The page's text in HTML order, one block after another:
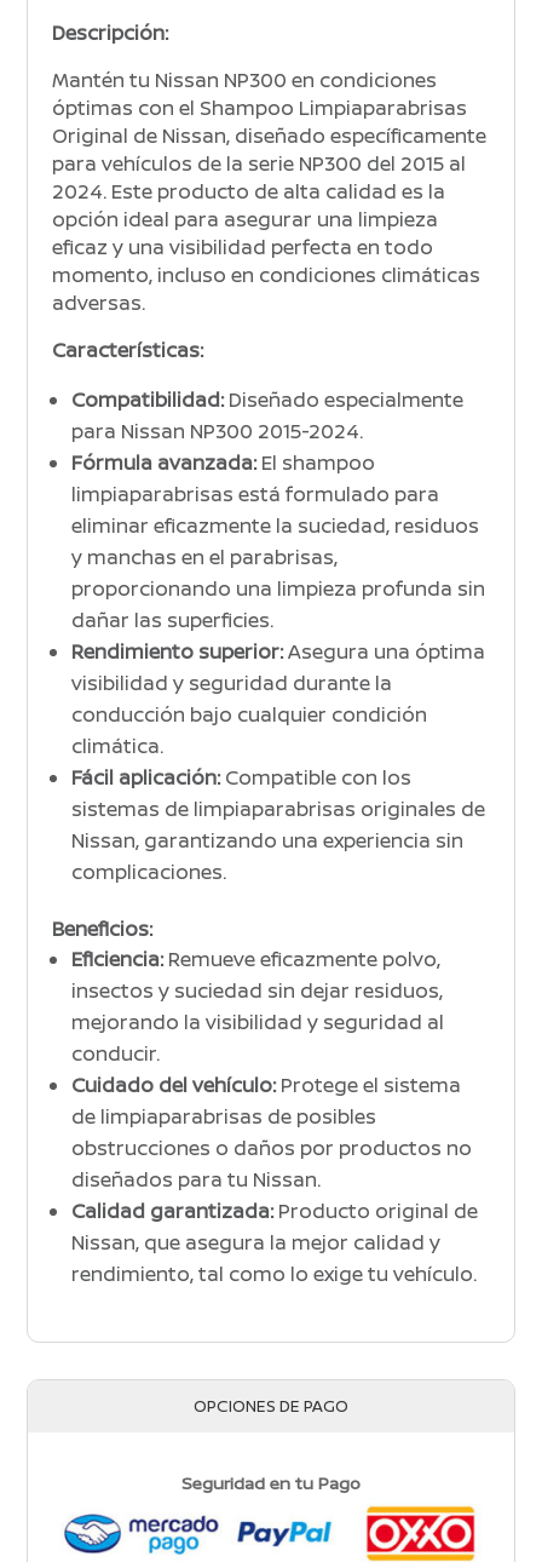
Descripción:
Mantén tu Nissan NP300 en condiciones
óptimas con el Shampoo Limpiaparabrisas
Original de Nissan, diseñado específicamente
para vehículos de la serie NP300 del 2015 al
2024. Este producto de alta calidad es la
opción ideal para asegurar una limpieza
eficaz y una visibilidad perfecta en todo
momento, incluso en condiciones climáticas
adversas.
Características:
Compatibilidad:Diseñado especialmente
para Nissan NP300 2015-2024.
Fórmula avanzada:El shampoo
limpiaparabrisas está formulado para
eliminar eficazmente la suciedad, residuos
y manchas en el parabrisas,
proporcionando una limpieza profunda sin
dañar las superficies.
Rendimiento superior:Asegura una óptima
visibilidad y seguridad durante la
conducción bajo cualquier condición
climática.
Fácil aplicación:Compatible con los
sistemas de limpiaparabrisas originales de
Nissan, garantizando una experiencia sin
complicaciones.
Beneficios:
Eficiencia:Remueve eficazmente polvo,
insectos y suciedad sin dejar residuos,
mejorando la visibilidad y seguridad al
conducir.
Cuidado del vehículo:Protege el sistema
de limpiaparabrisas de posibles
obstrucciones o daños por productos no
diseñados para tu Nissan.
Calidad garantizada:Producto original de
Nissan, que asegura la mejor calidad y
rendimiento, tal como lo exige tu vehículo.
OPCIONES DE PAGO
Seguridad en tu Pago